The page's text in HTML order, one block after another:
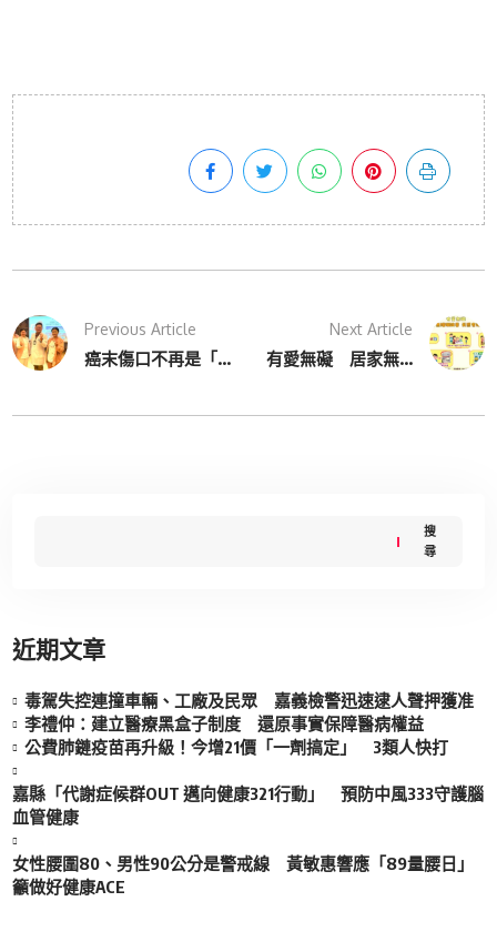
Previous Article
癌末傷口不再是「...
Next Article
有愛無礙 居家無...
搜
尋
近期文章
毒駕失控連撞車輛、工廠及民眾 嘉義檢警迅速逮人聲押獲准
李禮仲：建立醫療黑盒子制度 還原事實保障醫病權益
公費肺鏈疫苗再升級！今增21價「一劑搞定」 3類人快打
嘉縣「代謝症候群OUT 邁向健康321行動」 預防中風333守護腦
血管健康
女性腰圍80、男性90公分是警戒線 黃敏惠響應「89量腰日」
籲做好健康ACE